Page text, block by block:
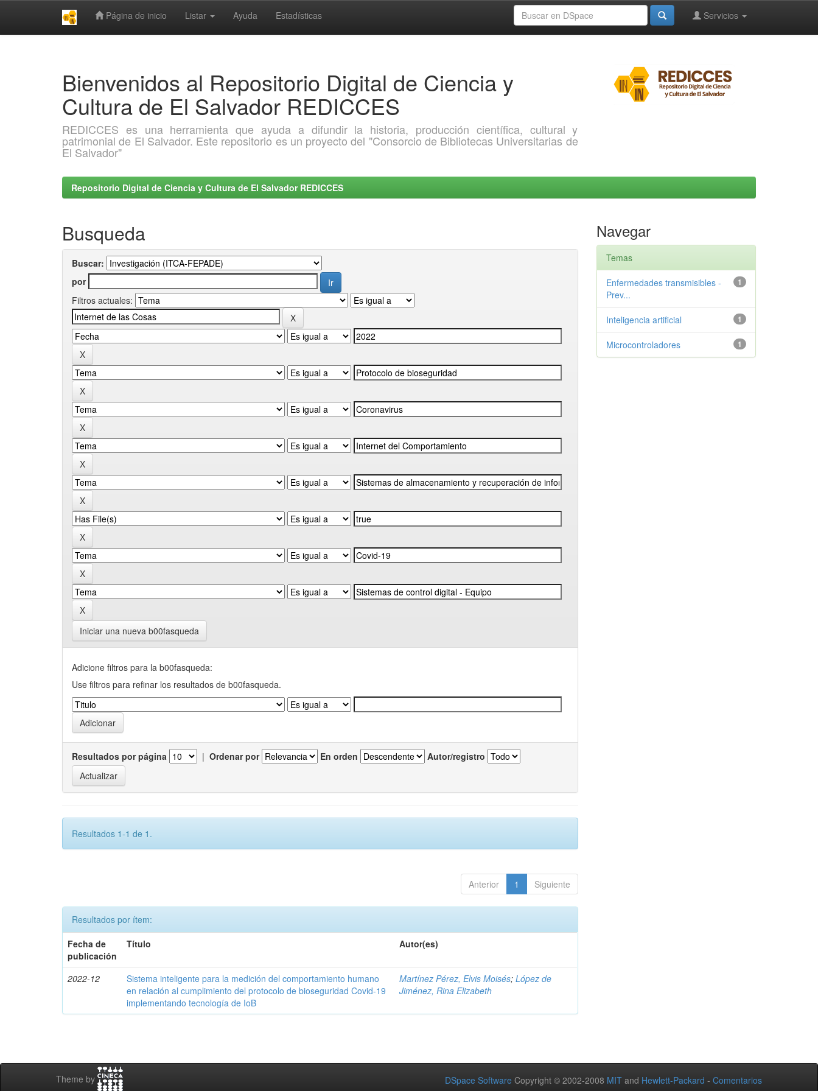
Página de inicio Listar Ayuda Estadísticas Servicios
Bienvenidos al Repositorio Digital de Ciencia y
Cultura de El Salvador REDICCES
REDICCES es una herramienta que ayuda a difundir la historia, producción científica, cultural y
patrimonial de El Salvador. Este repositorio es un proyecto del "Consorcio de Bibliotecas Universitarias de
El Salvador"
Repositorio Digital de Ciencia y Cultura de El Salvador REDICCES
Busqueda
Buscar:
por
Filtros actuales:
Iniciar una nueva b00fasqueda
Adicione filtros para la b00fasqueda:
Use filtros para refinar los resultados de b00fasqueda.
Resultados por página | Ordenar por En orden Autor/registro
Resultados 1-1 de 1.
Anterior 1 Siguiente
Resultados por ítem:
Fecha de
publicación
Título Autor(es)
2022-12
Sistema inteligente para la medición del comportamiento humano
en relación al cumplimiento del protocolo de bioseguridad Covid-19
implementando tecnología de IoB
Martínez Pérez, Elvis Moisés;López de
Jiménez, Rina Elizabeth
Navegar
Temas
1
Enfermedades transmisibles -
Prev...
1
Inteligencia artificial
1
Microcontroladores
Theme by DSpace Software Copyright © 2002-2008 MIT and Hewlett-Packard - Comentarios